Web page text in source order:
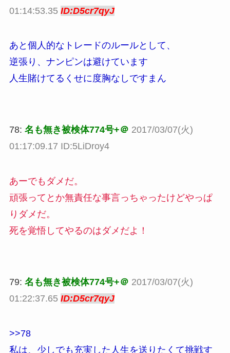
01:14:53.35 ID:D5cr7qyJ
あと個人的なトレードのルールとして、
逆張り、ナンピンは避けています
人生賭けてるくせに度胸なしですまん
78: 名も無き被検体774号+＠ 2017/03/07(火)
01:17:09.17 ID:5LiDroy4
あーでもダメだ。
頑張ってとか無責任な事言っちゃったけどやっぱ
りダメだ。
死を覚悟してやるのはダメだよ！
79: 名も無き被検体774号+＠ 2017/03/07(火)
01:22:37.65 ID:D5cr7qyJ
>>78
私は、少しでも充実した人生を送りたくて挑戦す